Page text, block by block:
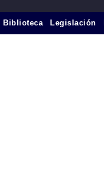
Biblioteca Legislación